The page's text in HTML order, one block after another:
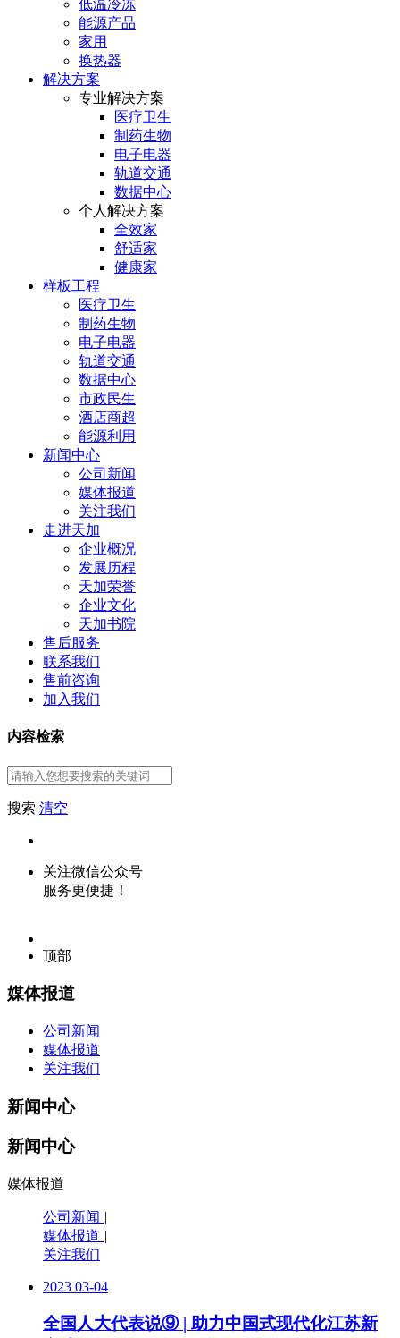
低温冷冻
能源产品
家用
换热器
解决方案
专业解决方案
医疗卫生
制药生物
电子电器
轨道交通
数据中心
个人解决方案
全效家
舒适家
健康家
样板工程
医疗卫生
制药生物
电子电器
轨道交通
数据中心
市政民生
酒店商超
能源利用
新闻中心
公司新闻
媒体报道
关注我们
走进天加
企业概况
发展历程
天加荣誉
企业文化
天加书院
售后服务
联系我们
售前咨询
加入我们
内容检索
搜索 清空
关注微信公众号
服务更便捷！
顶部
媒体报道
公司新闻
媒体报道
关注我们
新闻中心
新闻中心
媒体报道
公司新闻 |
媒体报道 |
关注我们
2023 03-04
全国人大代表说⑨ | 助力中国式现代化江苏新